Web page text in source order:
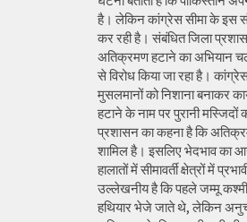
है। लेकिन कांग्रेस सीमा के इस
कर रही है। संबंधित जिला
अतिक्रमण हटाने का अभियान
से विरोध किया जा रहा है।
मुसलमानों को निशाना बनाकर
हटाने के नाम पर पुरानी मस्जिदों
प्रशासन का कहना है कि
शामिल है। इसलिए भेदभाव का
हालातों में सीमावर्ती क्षेत्रों में
उल्लेखनीय है कि पहले जम्मू
हथियार भेजे जाते थे, लेकिन